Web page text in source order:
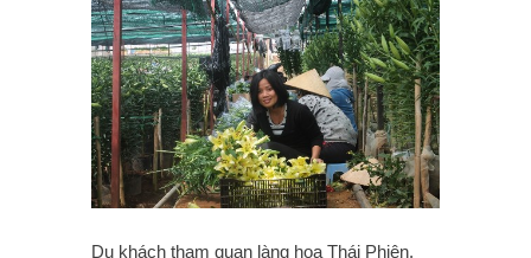
Du khách tham quan làng hoa Thái Phiên.